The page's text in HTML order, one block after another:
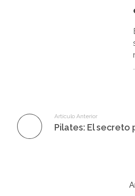
Artículo Anterior
Pilates: El secreto